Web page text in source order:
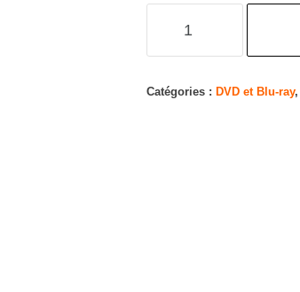
(2
Catégories : DVD et Blu-ray,